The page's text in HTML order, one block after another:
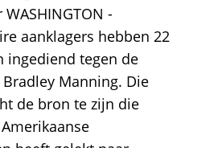
-
aanklagers hebben 22
ingediend tegen de
Manning. Die
de bron te zijn die